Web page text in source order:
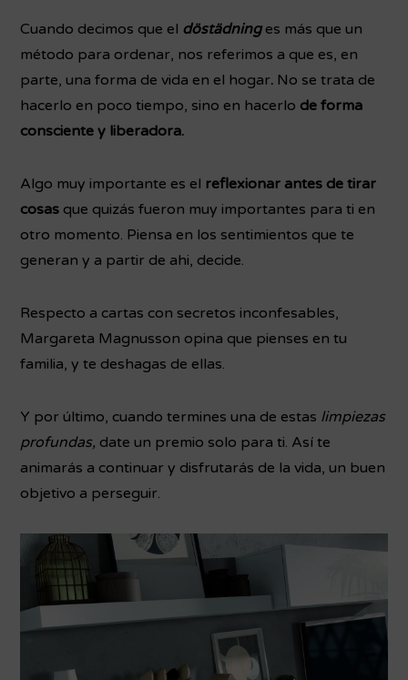
Cuando decimos que el döstädning es más que un
método para ordenar, nos referimos a que es, en
parte, una forma de vida en el hogar. No se trata de
hacerlo en poco tiempo, sino en hacerlo de forma
consciente y liberadora.
Algo muy importante es el reflexionar antes de tirar
cosas que quizás fueron muy importantes para ti en
otro momento. Piensa en los sentimientos que te
generan y a partir de ahi, decide.
Respecto a cartas con secretos inconfesables,
Margareta Magnusson opina que pienses en tu
familia, y te deshagas de ellas.
Y por último, cuando termines una de estas limpiezas
profundas, date un premio solo para ti. Así te
animarás a continuar y disfrutarás de la vida, un buen
objetivo a perseguir.